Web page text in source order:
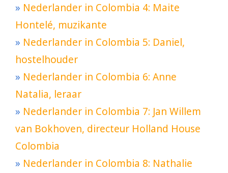
» Nederlander in Colombia 4: Maite
Hontelé, muzikante
» Nederlander in Colombia 5: Daniel,
hostelhouder
» Nederlander in Colombia 6: Anne
Natalia, leraar
» Nederlander in Colombia 7: Jan Willem
van Bokhoven, directeur Holland House
Colombia
» Nederlander in Colombia 8: Nathalie